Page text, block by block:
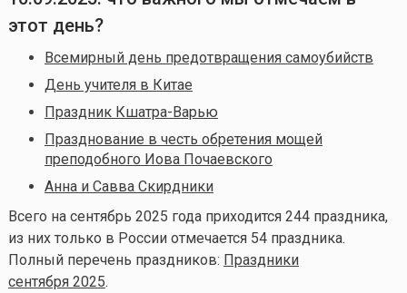
этот день?
Всемирный день предотвращения самоубийств
День учителя в Китае
Праздник Кшатра-Варью
Празднование в честь обретения мощей
преподобного Иова Почаевского
Анна и Савва Скирдники
Всего на сентябрь 2025 года приходится 244 праздника,
из них только в России отмечается 54 праздника.
Полный перечень праздников: Праздники
сентября 2025.